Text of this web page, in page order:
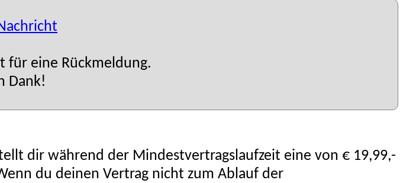
für eine Rückmeldung.
Dank!
dir während der Mindestvertragslaufzeit eine von € 19,99,-
du deinen Vertrag nicht zum Ablauf der